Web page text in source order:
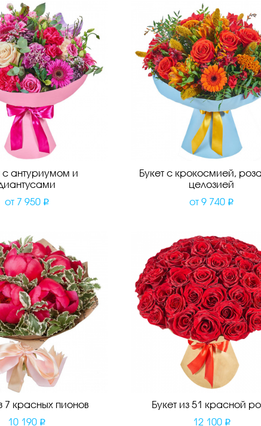
с антуриумом и
от 7 950
Букет с крокосмией,
целозией
от 9 740
7 красных пионов
10 190
Букет из 51 красной
12 100